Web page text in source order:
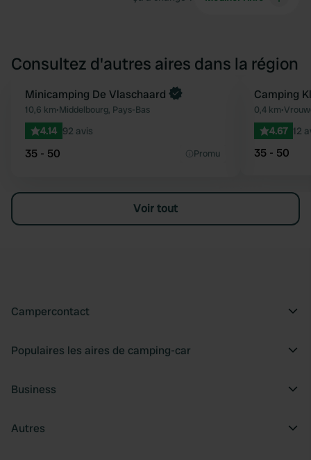
Consultez d'autres aires dans la région
Préféré
Minicamping De Vlaschaard
10,6 km•Middelbourg, Pays-Bas
4.14 92 avis
35 - 50 Promu
Camping
0,4 km•
4.67 12
35 - 50
Voir tout
Campercontact
Populaires les aires de camping-car
Business
Autres